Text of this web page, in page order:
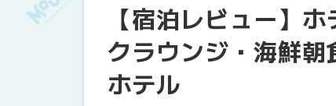
【宿泊レビュー】
クラウンジ・海鮮
ホテル